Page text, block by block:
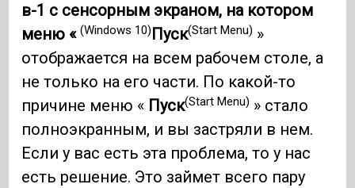
в-1 с сенсорным экраном, на котором
меню «(Windows 10)Пуск(Start Menu) »
отображается на всем рабочем столе, а
не только на его части. По какой-то
причине меню « Пуск(Start Menu) » стало
полноэкранным, и вы застряли в нем.
Если у вас есть эта проблема, то у нас
есть решение. Это займет всего пару